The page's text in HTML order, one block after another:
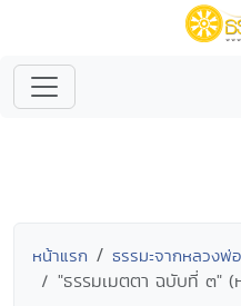
หน้าแรก ธรรมะจากหลวงพ่อ
"ธรรมเมตตา ฉบับที่ ๓" (